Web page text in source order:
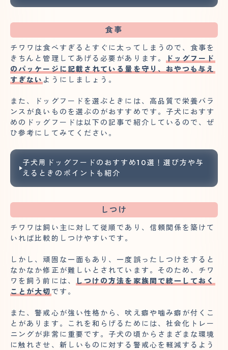
食事
チワワは食べすぎるとすぐに太ってしまうので、食事を
きちんと管理してあげる必要があります。
ドッグフード
のパッケージに記載されている量を守り、おやつも与え
すぎない ようにしましょう。
また、ドッグフードを選ぶときには、高品質で栄養バラ
ンスが良いものを選ぶのがおすすめです。子犬におすす
めのドッグフードは以下の記事で紹介しているので、ぜ
ひ参考にしてみてください。
子犬用ドッグフードのおすすめ10選！選び方や与
えるときのポイントも紹介
しつけ
チワワは飼い主に対して従順であり、信頼関係を築けて
いれば比較的しつけやすいです。
しかし、頑固な一面もあり、一度誤ったしつけをすると
なかなか修正が難しいとされています。そのため、チワ
ワを飼う前には、
しつけの方法を家族間で統一しておく
ことが大切 です。
また、警戒心が強い性格から、吠え癖や噛み癖が付くこ
とがあります。これを和らげるためには、社会化トレー
ニングが非常に重要です。子犬の頃からさまざまな環境
に触れさせ、新しいものに対する警戒心を軽減するよう